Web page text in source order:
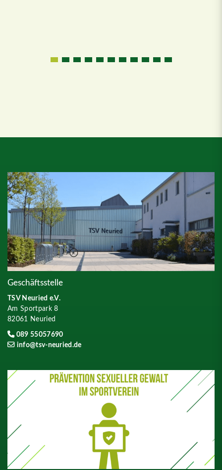
Geschäftsstelle
TSV Neuried e.V.
Am Sportpark 8
82061 Neuried
089 55057690
info@tsv-neuried.de